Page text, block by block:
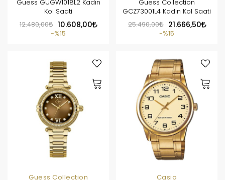
Guess GUGW1018L2 Kadın
Kol Saati
12.480,00
10.608,00
%15
Guess Collection
GCZ73001L4 Kadın Kol Saati
25.490,00
21.666,50
%15
Guess Collection Casio